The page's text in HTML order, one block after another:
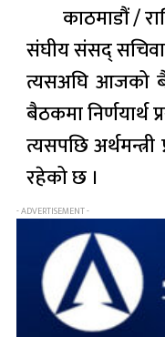
काठमाडौं /
संघीय संसद्
त्यसअघि आजको
बैठकमा निर्णयार्थ
त्यसपछि
रहेको छ ।
- ADVERTISEMENT -